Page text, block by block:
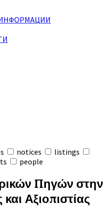
notices
listings
people
Πηγών στην
Αξιοπιστίας